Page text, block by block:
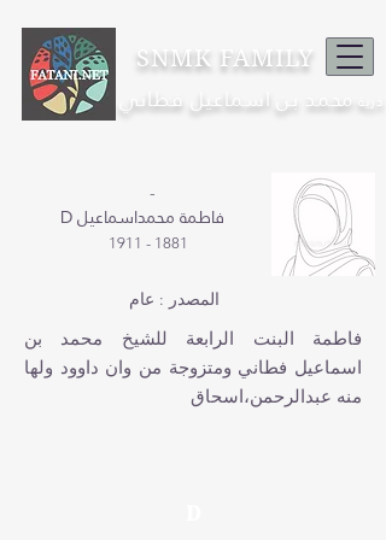
SNMK FAMILY
ذرية محمد بن اسماعيل فطاني
-
D فاطمة محمداسماعيل
1881 - 1911
المصدر : عام
فاطمة البنت الرابعة للشيخ محمد بن
اسماعيل فطاني ومتزوجة من وان داوود ولها
منه عبدالرحمن،اسحاق